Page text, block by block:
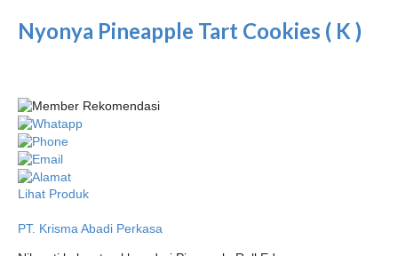
Nyonya Pineapple Tart Cookies ( K )
Lihat Produk
PT. Krisma Abadi Perkasa